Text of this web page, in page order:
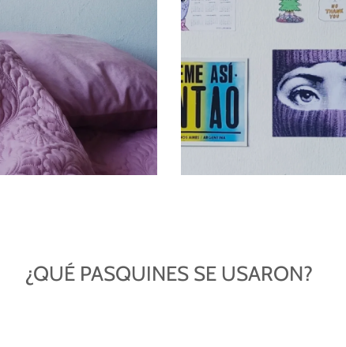
¿QUÉ PASQUINES SE USARON?